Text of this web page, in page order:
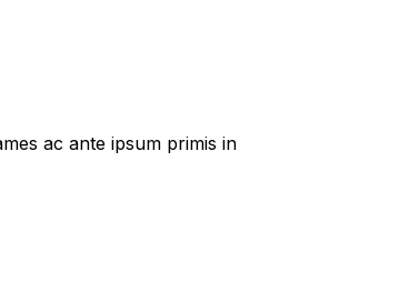
ac ante ipsum primis in